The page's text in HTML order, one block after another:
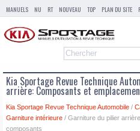
MANUELS NU RT NOUVEAU TOP PLAN DU SITE
Kia Sportage Revue Technique
arrière: Composants et
Kia Sportage Revue Technique Automobile /
Garniture intérieure / Garniture du pilier
composants